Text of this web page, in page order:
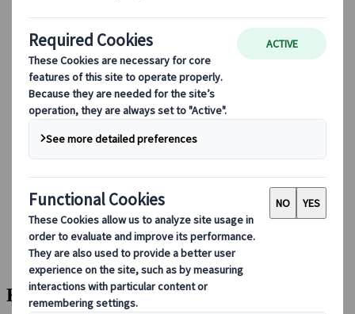
Le Japon au fil des saisons
Les incontournables du Japon
La culture japonaise
La gastronomie japonaise
Explorer le Japon en train
Questions fréquentes
Informations utiles
Règles du savoir-vivre au Japon
Conduire au Japon
Réserver avec nous
Japan Rail Pass
Hébergement
Consultation en ligne
Japanspecialist
Destinations
Toutes les destinations
Kobe
Kobe